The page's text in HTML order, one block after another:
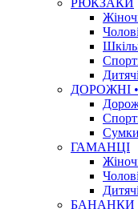
РЮКЗАКИ
ДОРОЖНІ
Сумки
ГАМАНЦІ
БАНАНКИ